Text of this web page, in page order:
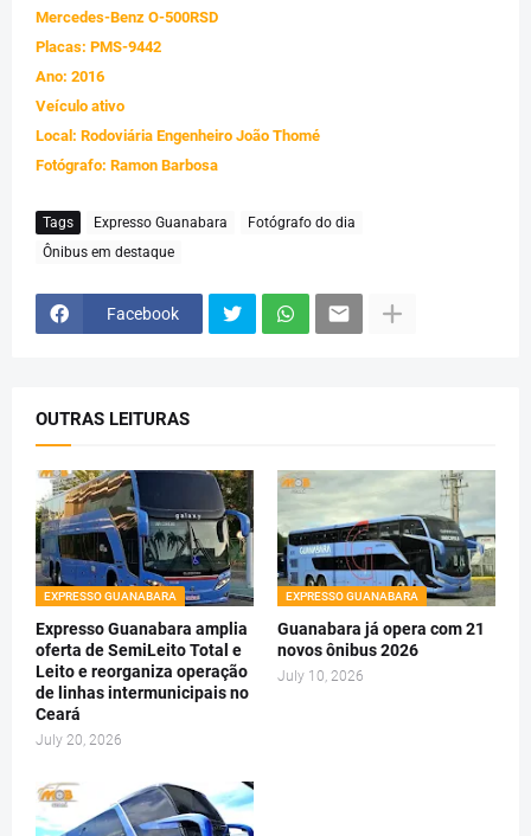
Mercedes-Benz O-500RSD
Placas: PMS-9442
Ano: 2016
Veículo ativo
Local: Rodoviária Engenheiro João Thomé
Fotógrafo: Ramon Barbosa
Tags Expresso Guanabara
Fotógrafo do dia
Ônibus em destaque
Facebook
OUTRAS LEITURAS
EXPRESSO GUANABARA
Expresso Guanabara amplia
oferta de SemiLeito Total e
Leito e reorganiza operação
de linhas intermunicipais no
Ceará
July 20, 2026
EXPRESSO GUANABARA
Guanabara já opera com 21
novos ônibus 2026
July 10, 2026